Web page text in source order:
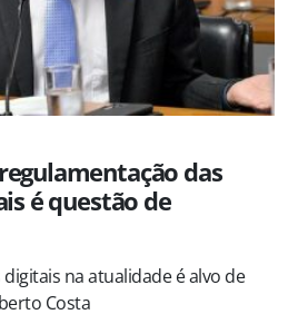
das
é questão de
na atualidade é alvo de
Costa